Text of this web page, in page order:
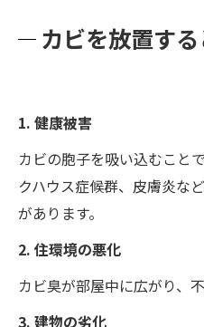
カビを放置す
1. 健康被害
カビの胞子を吸い込むこと
クハウス症候群、皮膚炎な
があります。
2. 住環境の悪化
カビ臭が部屋中に広がり、
3. 建物の劣化